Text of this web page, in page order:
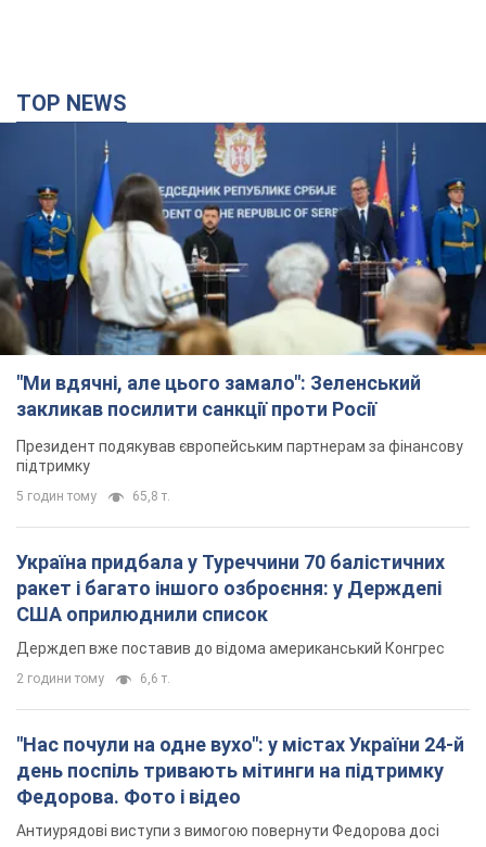
TOP NEWS
"Ми вдячні, але цього замало": Зеленський
закликав посилити санкції проти Росії
Президент подякував європейським партнерам за фінансову
підтримку
5 годин тому 65,8 т.
Україна придбала у Туреччини 70 балістичних
ракет і багато іншого озброєння: у Держдепі
США оприлюднили список
Держдеп вже поставив до відома американський Конгрес
2 години тому 6,6 т.
"Нас почули на одне вухо": у містах України 24-й
день поспіль тривають мітинги на підтримку
Федорова. Фото і відео
Антиурядові виступи з вимогою повернути Федорова досі